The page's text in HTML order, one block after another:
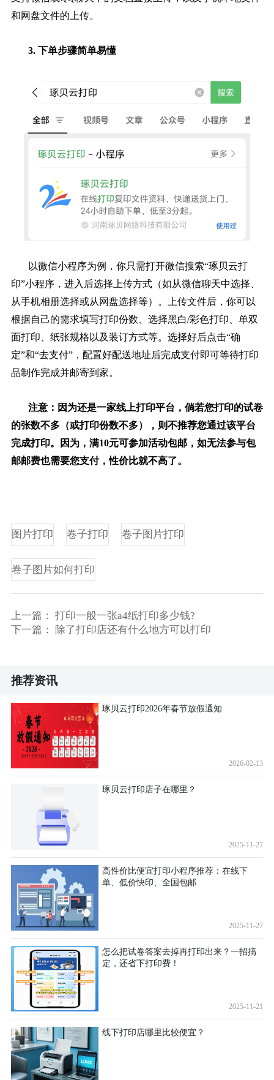
和网盘文件的上传。
3. 下单步骤简单易懂
以微信小程序为例，你只需打开微信搜索“琢贝云打
印”小程序，进入后选择上传方式（如从微信聊天中选择、
从手机相册选择或从网盘选择等）。上传文件后，你可以
根据自己的需求填写打印份数、选择黑白/彩色打印、单双
面打印、纸张规格以及装订方式等。选择好后点击“确
定”和“去支付”，配置好配送地址后完成支付即可等待打印
品制作完成并邮寄到家。
注意：因为还是一家线上打印平台，倘若您打印的试卷
的张数不多（或打印份数不多），则不推荐您通过该平台
完成打印。因为，满10元可参加活动包邮，如无法参与包
邮邮费也需要您支付，性价比就不高了。
图片打印 卷子打印 卷子图片打印
卷子图片如何打印
上一篇： 打印一般一张a4纸打印多少钱?
下一篇：
除了打印店还有什么地方可以打印
推荐资讯
琢贝云打印2026年春节放假通知
2026-02-13
琢贝云打印店子在哪里？
2025-11-27
高性价比便宜打印小程序推荐：在线下
单、低价快印、全国包邮
2025-11-27
怎么把试卷答案去掉再打印出来？一招搞
定，还省下打印费！
2025-11-21
线下打印店哪里比较便宜？